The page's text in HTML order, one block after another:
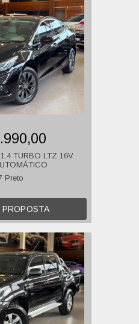
TURBO LTZ 16V
Preto
PROPOSTA